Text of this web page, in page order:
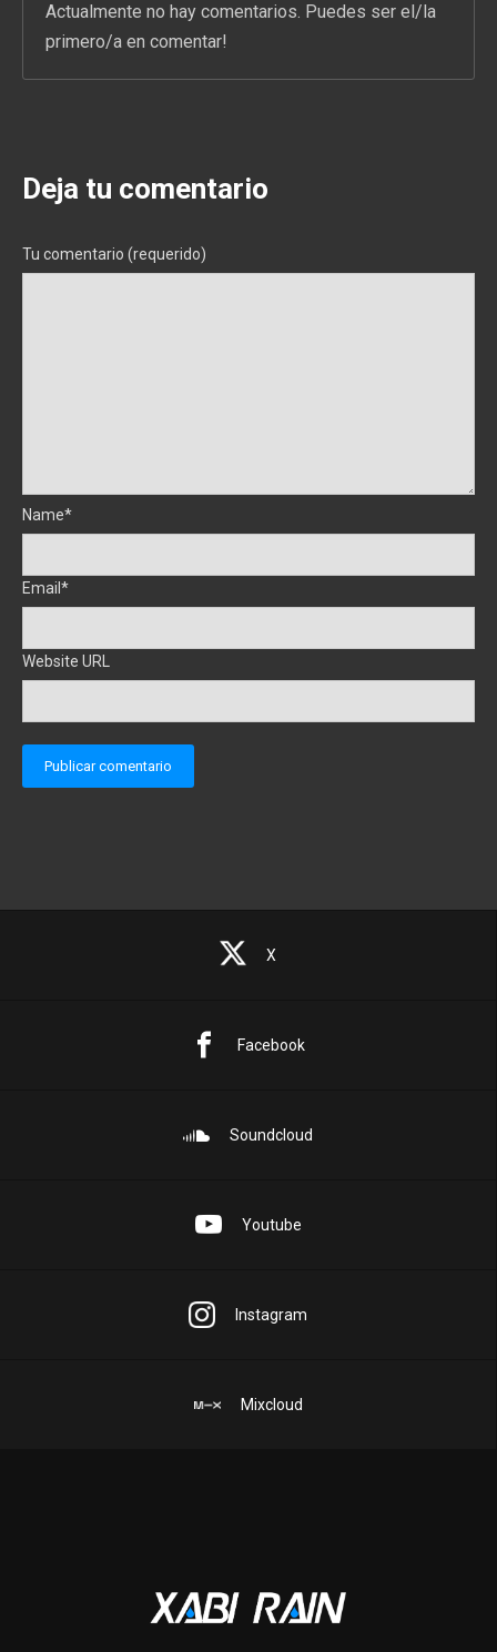
Actualmente no hay comentarios. Puedes ser el/la
primero/a en comentar!
Deja tu comentario
Tu comentario (requerido)
Name*
Email*
Website URL
X
Facebook
Soundcloud
Youtube
Instagram
Mixcloud